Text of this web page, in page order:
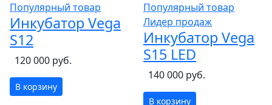
Популярный товар
Инкубатор Vega
S12
120 000 руб.
В корзину
Популярный товар
Лидер продаж
Инкубатор Vega
S15 LED
140 000 руб.
В корзину